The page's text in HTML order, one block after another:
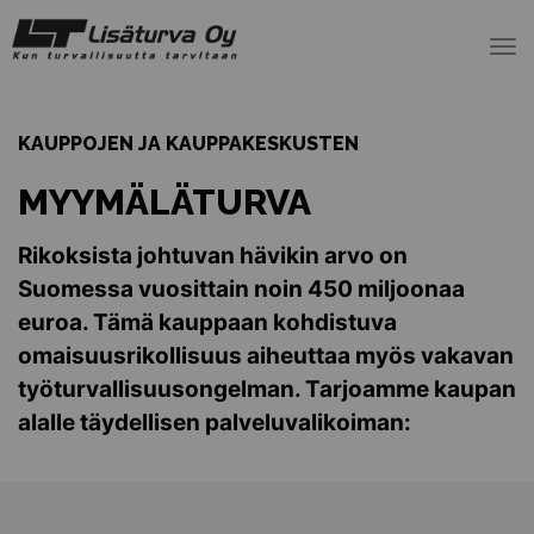
KAUPPOJEN JA KAUPPAKESKUSTEN
MYYMÄLÄTURVA
Rikoksista johtuvan hävikin arvo on
Suomessa vuosittain noin 450 miljoonaa
euroa. Tämä kauppaan kohdistuva
omaisuusrikollisuus aiheuttaa myös vakavan
työturvallisuusongelman. Tarjoamme kaupan
alalle täydellisen palveluvalikoiman: